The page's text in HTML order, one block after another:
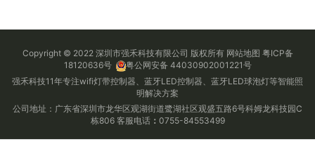
Copyright © 2022 深圳市强禾科技有限公司 版权所有 网站地图 粤ICP备
18120636号
粤公网安备 44030902001221号
强禾科技11年专注wifi灯带控制器、蓝牙LED控制器、蓝牙LED球泡灯等智能照
明解决方案
公司地址：广东省深圳市龙华区观湖街道鹭湖社区观盛五路6号科姆龙科技园C
栋806 客服电话： 0755-84553499